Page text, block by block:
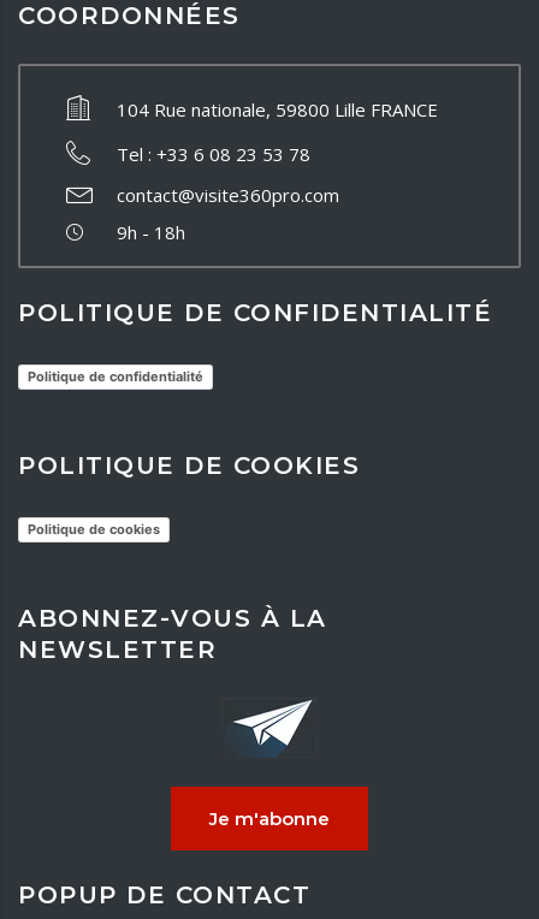
COORDONNÉES
104 Rue nationale, 59800 Lille FRANCE
Tel : +33 6 08 23 53 78
contact@visite360pro.com
9h - 18h
POLITIQUE DE CONFIDENTIALITÉ
Politique de confidentialité
POLITIQUE DE COOKIES
Politique de cookies
ABONNEZ-VOUS À LA
NEWSLETTER
Je m'abonne
POPUP DE CONTACT